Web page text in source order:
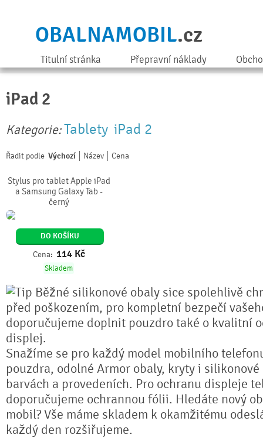
OBALNAMOBIL.cz
Titulní stránka Přepravní náklady
iPad 2
Kategorie:Tablety iPad 2
Řadit podle Výchozí Název Cena
Stylus pro tablet Apple iPad
a Samsung Galaxy Tab -
černý
DO KOŠÍKU
Cena: 114 Kč
Skladem
Běžné silikonové obaly sice spolehlivě
před poškozením, pro kompletní bezpečí
doporučujeme doplnit pouzdro také o kvalitní
displej.
Snažíme se pro každý model mobilního
pouzdra, odolné Armor obaly, kryty i
barvách a provedeních. Pro ochranu displeje
doporučujeme ochrannou fólii. Hledáte nový
mobil? Vše máme skladem k okamžitému
každý den rozšiřujeme.